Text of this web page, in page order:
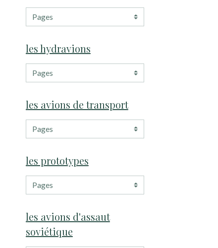
les hydravions
les avions de transport
les prototypes
les avions d'assaut
soviétique